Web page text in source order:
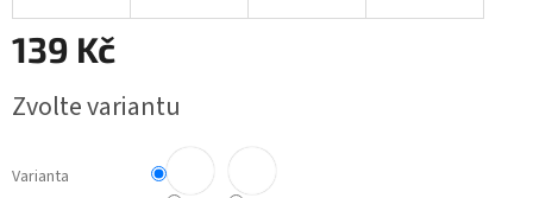
139 Kč
cena:
Zvolte variantu
Varianta